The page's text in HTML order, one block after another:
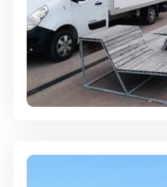
Umzugsreinigung -
Abgabegarantie